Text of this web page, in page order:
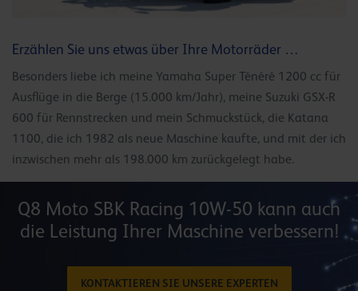
Erzählen Sie uns etwas über Ihre Motorräder …
Besonders liebe ich meine Yamaha Super Ténéré 1200 cc für
Ausflüge in die Berge (15.000 km/Jahr), meine Suzuki GSX-R
600 für Rennstrecken und mein Schmuckstück, die Katana
1100, die ich 1982 als neue Maschine kaufte, und mit der ich
inzwischen mehr als 198.000 km zurückgelegt habe.
Q8 Moto SBK Racing 10W-50 kann auch
die Leistung Ihrer Maschine verbessern!
KONTAKTIEREN SIE UNSERE EXPERTEN